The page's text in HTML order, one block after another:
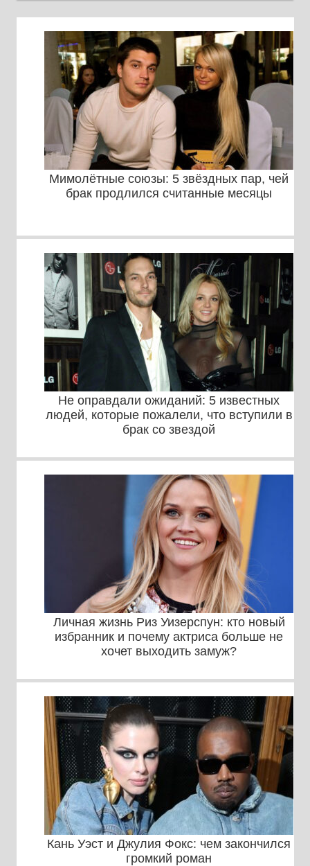
Мимолётные союзы: 5 звёздных пар, чей
брак продлился считанные месяцы
Не оправдали ожиданий: 5 известных
людей, которые пожалели, что вступили в
брак со звездой
Личная жизнь Риз Уизерспун: кто новый
избранник и почему актриса больше не
хочет выходить замуж?
Кань Уэст и Джулия Фокс: чем закончился
громкий роман